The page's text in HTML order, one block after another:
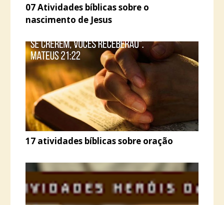
07 Atividades bíblicas sobre o
nascimento de Jesus
17 atividades bíblicas sobre oração